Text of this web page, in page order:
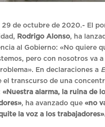
29 de octubre de 2020.- El
Rodrigo Alonso, ha
al Gobierno: «No quiere
pero con nosotros va
En declaraciones a
el transcurso de una
«Nuestra alarma, la ruina de
, ha avanzado que «no
la voz a los trabajadores».